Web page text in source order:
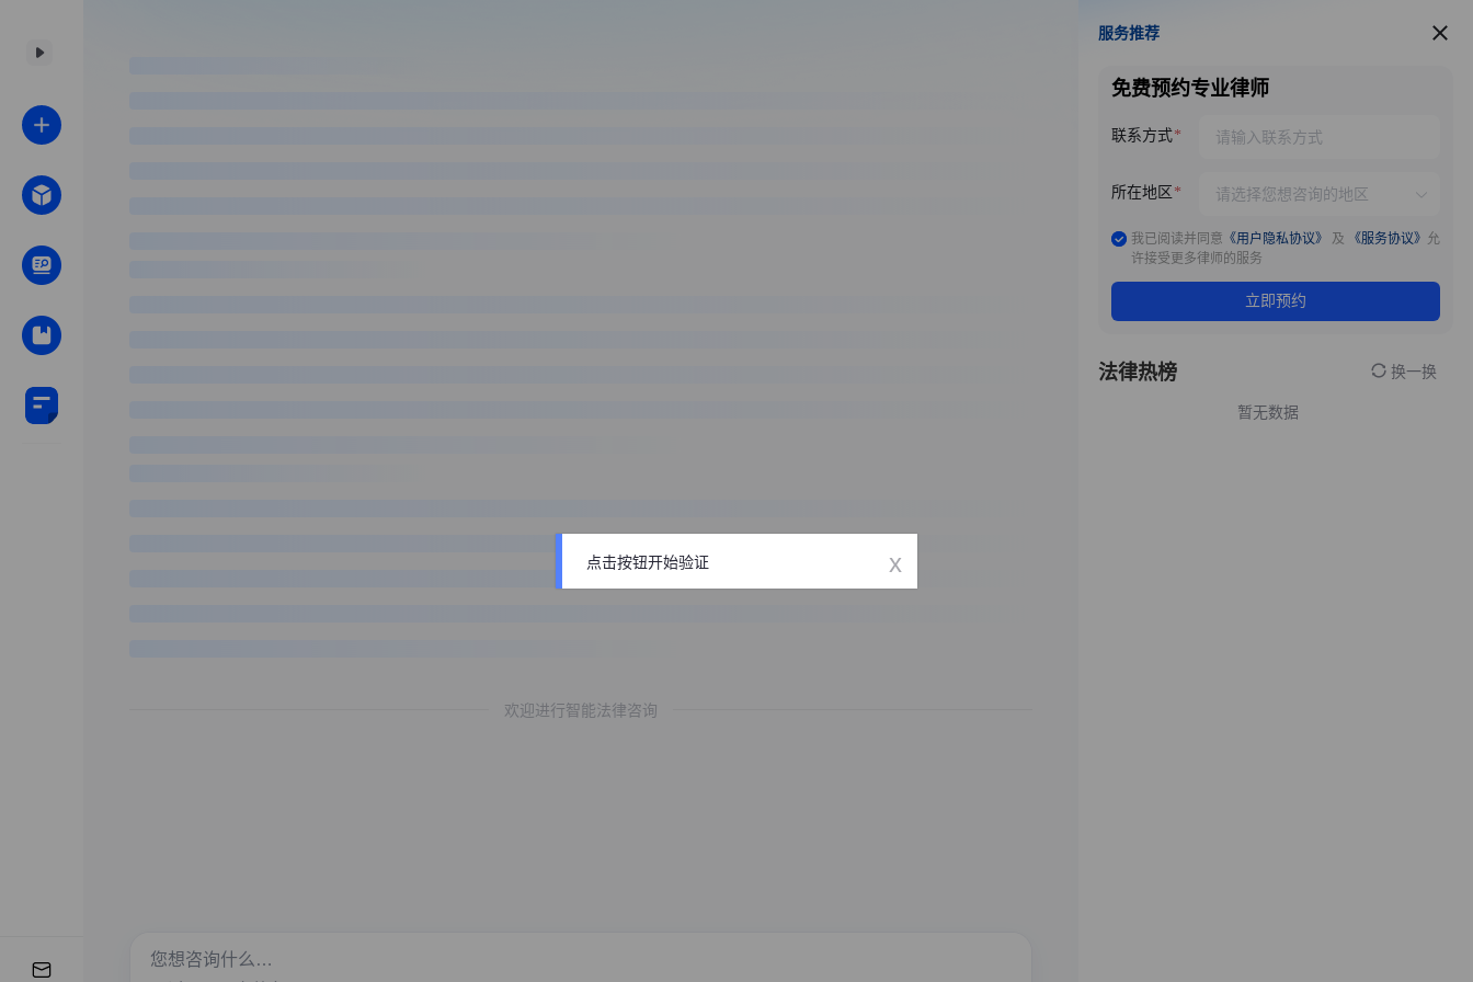
欢迎进行智能法律咨询
服务推荐
服务推荐
免费预约专业律师
联系方式
所在地区
我已阅读并同意 《用户隐私协议》 及 《服务协议》 允
许接受更多律师的服务
立即预约
法律热榜 换一换
暂无数据
点击按钮开始验证 x